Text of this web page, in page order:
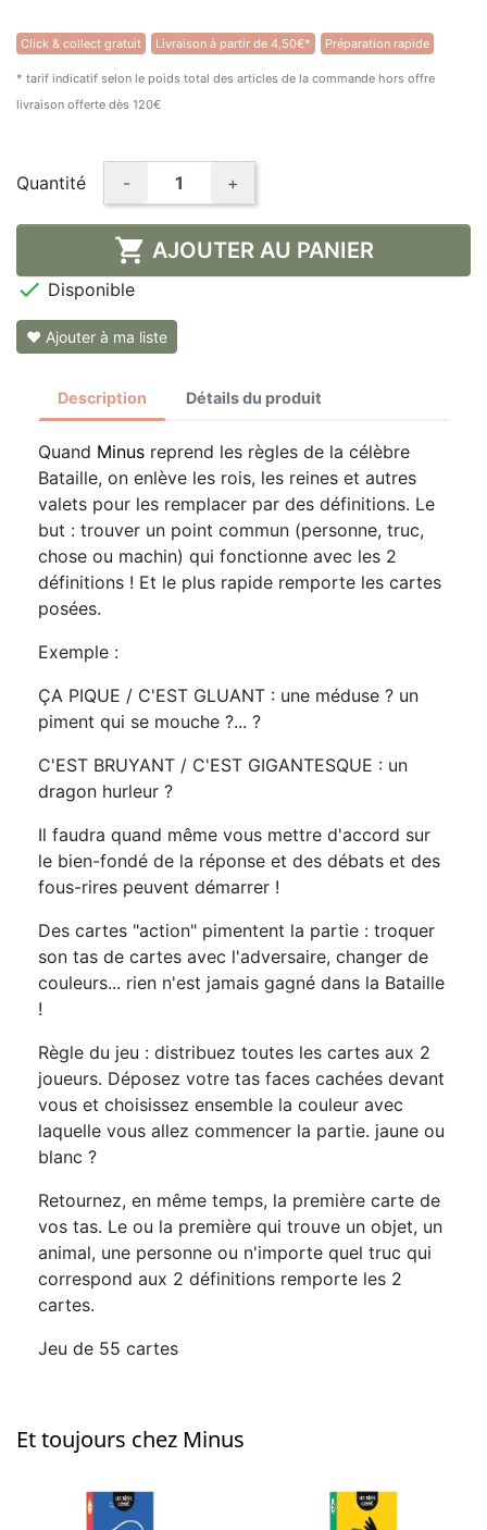
Click & collect gratuit Livraison à partir de 4,50€* Préparation rapide
* tarif indicatif selon le poids total des articles de la commande hors offre
livraison offerte dès 120€
Quantité - +
 AJOUTER AU PANIER
 Disponible
❤ Ajouter à ma liste
Description Détails du produit
Quand Minus reprend les règles de la célèbre
Bataille, on enlève les rois, les reines et autres
valets pour les remplacer par des définitions. Le
but : trouver un point commun (personne, truc,
chose ou machin) qui fonctionne avec les 2
définitions ! Et le plus rapide remporte les cartes
posées.
Exemple :
ÇA PIQUE / C'EST GLUANT : une méduse ? un
piment qui se mouche ?... ?
C'EST BRUYANT / C'EST GIGANTESQUE : un
dragon hurleur ?
Il faudra quand même vous mettre d'accord sur
le bien-fondé de la réponse et des débats et des
fous-rires peuvent démarrer !
Des cartes "action" pimentent la partie : troquer
son tas de cartes avec l'adversaire, changer de
couleurs... rien n'est jamais gagné dans la Bataille
!
Règle du jeu : distribuez toutes les cartes aux 2
joueurs. Déposez votre tas faces cachées devant
vous et choisissez ensemble la couleur avec
laquelle vous allez commencer la partie. jaune ou
blanc ?
Retournez, en même temps, la première carte de
vos tas. Le ou la première qui trouve un objet, un
animal, une personne ou n'importe quel truc qui
correspond aux 2 définitions remporte les 2
cartes.
Jeu de 55 cartes
Et toujours chez Minus